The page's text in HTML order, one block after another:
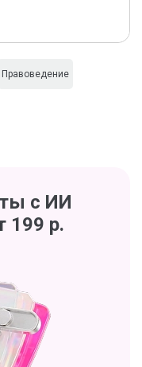
Правоведение
с ИИ
199 р.